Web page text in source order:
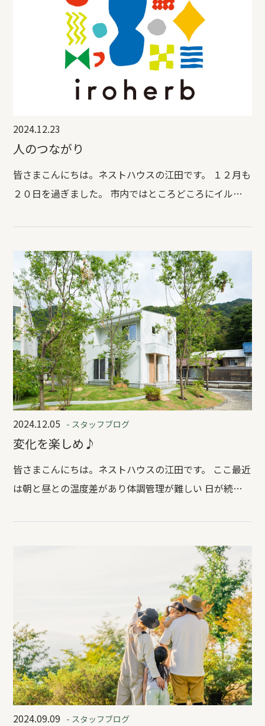
2024.12.23
人のつながり
皆さまこんにちは。ネストハウスの江田です。 １２月も
２０日を過ぎました。 市内ではところどころにイルミ
ね。 クリスマスを彩るイルミネーション。 今年を振り
返る時期になりましたね。
2024.12.05 - スタッフブログ
変化を楽しめ♪
皆さまこんにちは。ネストハウスの江田です。 ここ最近
は朝と昼との温度差があり体調管理が難しい 日が続い
間が見えたりと。。。 前まで変化することに抵抗感が
ありました。 ここ最近ではちょっと考え方を変えて変
化を楽しむようにしてみました。 そうすると見える景
色が変わってきました。 晴れ間を見ていると虹をみつ
2024.09.09 - スタッフブログ